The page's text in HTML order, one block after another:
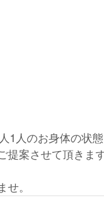
1人のお身体の状
案させて頂きます
。